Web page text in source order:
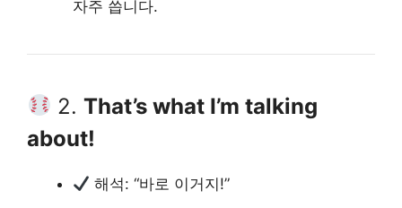
자주 씁니다.
2.That’s what I’m talking
about!
해석: “바로 이거지!”